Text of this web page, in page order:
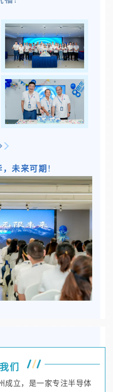
未来可期！
们
成立，是一家专注半导体